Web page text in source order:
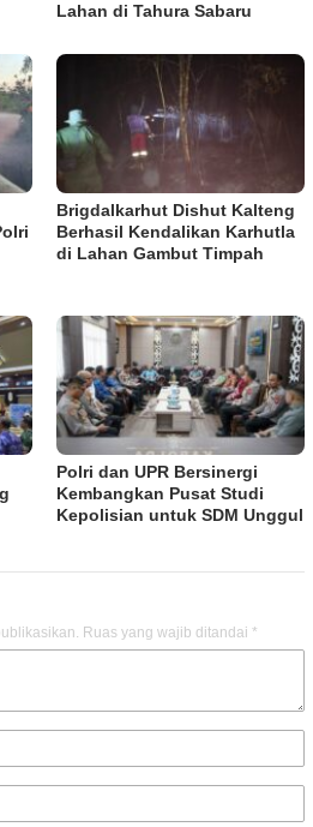
Lahan di Tahura Sabaru
Brigdalkarhut Dishut Kalteng
Berhasil Kendalikan Karhutla
di Lahan Gambut Timpah
Polri dan UPR Bersinergi
Kembangkan Pusat Studi
Kepolisian untuk SDM Unggul
Ruas yang wajib ditandai *